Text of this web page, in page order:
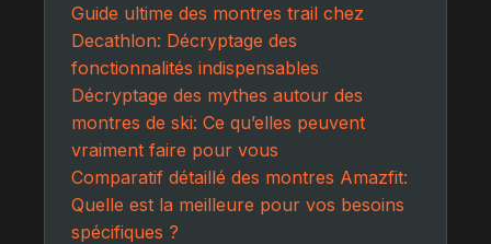
Guide ultime des montres trail chez
Decathlon: Décryptage des
fonctionnalités indispensables
Décryptage des mythes autour des
montres de ski: Ce qu’elles peuvent
vraiment faire pour vous
Comparatif détaillé des montres Amazfit:
Quelle est la meilleure pour vos besoins
spécifiques ?